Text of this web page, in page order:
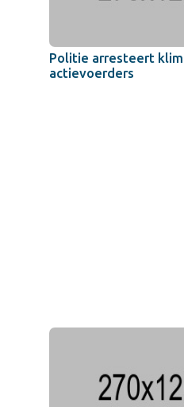
Politie arresteert
actievoerders